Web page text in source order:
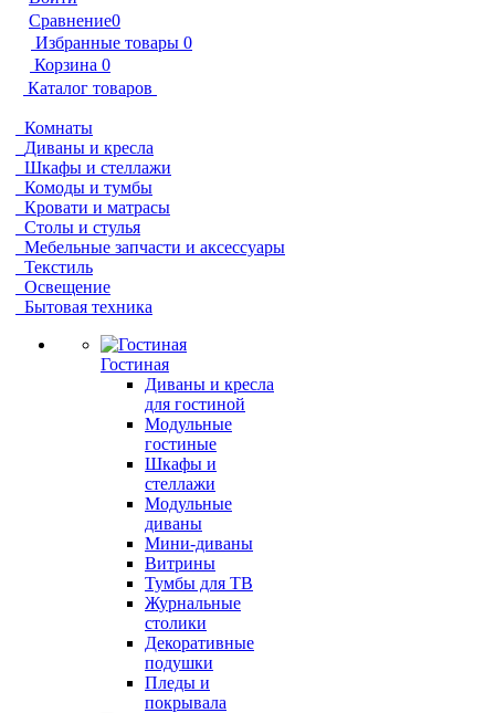
Сравнение0
Избранные товары 0
Корзина 0
Каталог товаров
Комнаты
Диваны и кресла
Шкафы и стеллажи
Комоды и тумбы
Кровати и матрасы
Столы и стулья
Мебельные запчасти и аксессуары
Текстиль
Освещение
Бытовая техника
Гостиная
Диваны и кресла
для гостиной
Модульные
гостиные
Шкафы и
стеллажи
Модульные
диваны
Мини-диваны
Витрины
Тумбы для ТВ
Журнальные
столики
Декоративные
подушки
Пледы и
покрывала